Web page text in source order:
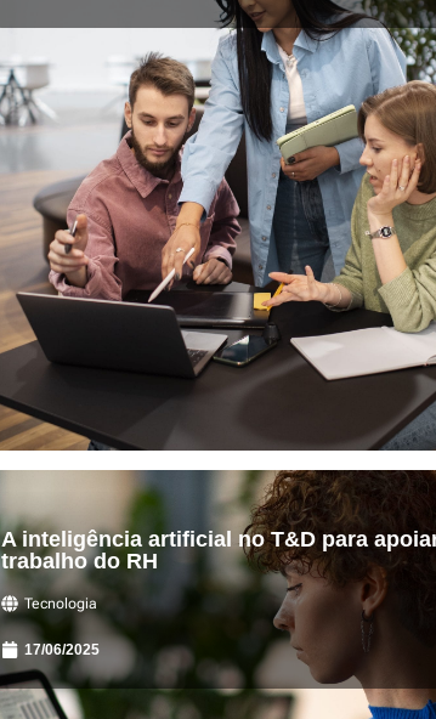
A inteligência artificial no T&D para
trabalho do RH
Tecnologia
17/06/2025